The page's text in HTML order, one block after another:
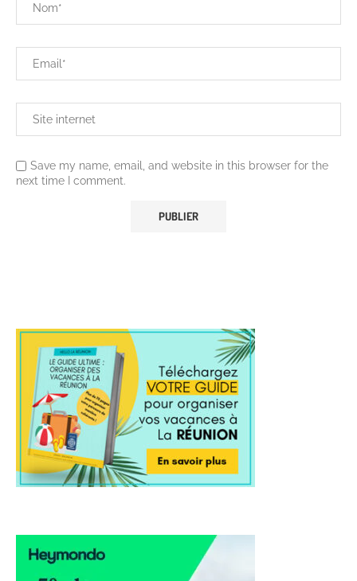
Save my name, email, and website in this browser for the
next time I comment.